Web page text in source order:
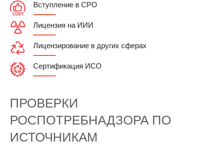
Вступление в СРО
Лицензия на ИИИ
Лицензирование в других сферах
Сертификация ИСО
ПРОВЕРКИ
РОСПОТРЕБНАДЗОРА ПО
ИСТОЧНИКАМ